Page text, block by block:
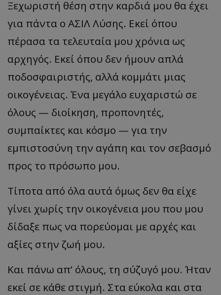
Ξεχωριστή θέση στην καρδιά μου θα έχει
για πάντα ο ΑΣΙΛΛύσης. Εκεί όπου
πέρασα τα τελευταία μου χρόνια ως
αρχηγός. Εκεί όπου δεν ήμουν απλά
ποδοσφαιριστής, αλλά κομμάτι μιας
οικογένειας. Ένα μεγάλο ευχαριστώ σε
όλους — διοίκηση, προπονητές,
συμπαίκτες και κόσμο — για την
εμπιστοσύνη την αγάπη και τον σεβασμό
προς το πρόσωπο μου.
Τίποτα από όλα αυτά όμως δεν θα είχε
γίνει χωρίς την οικογένεια μου που μου
δίδαξε πως να πορεύομαι με αρχές και
αξίες στην ζωή μου.
Και πάνω απ’ όλους, τη σύζυγό μου. Ήταν
εκεί σε κάθε στιγμή. Στα εύκολα και στα